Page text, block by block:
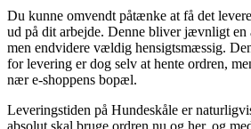
Du kunne omvendt påtænke at få det
ud på dit arbejde. Denne bliver jævnligt en
men endvidere vældig hensigtsmæssig.
for levering er dog selv at hente ordren,
nær e-shoppens bopæl.
Leveringstiden på Hundeskåle er
absolut skal bruge ordren nu og her, og